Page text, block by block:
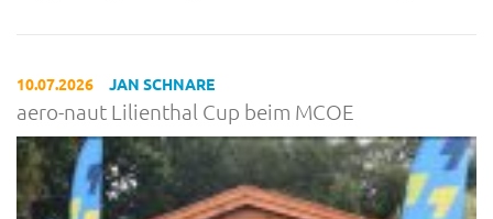
10.07.2026 JAN SCHNARE
aero-naut Lilienthal Cup beim MCOE